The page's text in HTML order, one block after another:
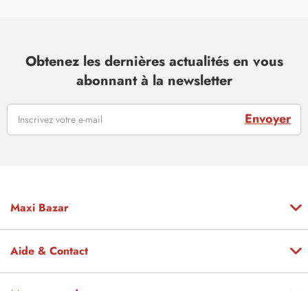
Obtenez les dernières actualités en vous
abonnant à la newsletter
Envoyer
Maxi Bazar
Aide & Contact